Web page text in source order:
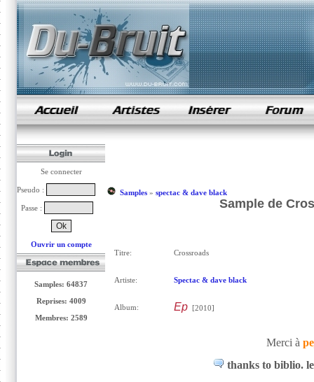
samples de rap
Se connecter
Pseudo :
Passe :
Ouvrir un compte
Samples: 64837
Reprises: 4009
Membres: 2589
Samples» spectac & dave black
Sample de
Titre: Crossroads
Artiste: Spectac & dave black
Album: Ep[2010]
Merci à
thanks to biblio.